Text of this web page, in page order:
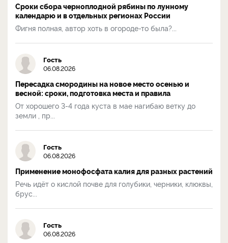
Сроки сбора черноплодной рябины по лунному
календарю и в отдельных регионах России
Фигня полная, автор хоть в огороде-то была?...
Гость
06.08.2026
Пересадка смородины на новое место осенью и
весной: сроки, подготовка места и правила
От хорошего 3-4 года куста в мае нагибаю ветку до
земли , пр...
Гость
06.08.2026
Применение монофосфата калия для разных растений
Речь идёт о кислой почве для голубики, черники, клюквы,
брус...
Гость
06.08.2026